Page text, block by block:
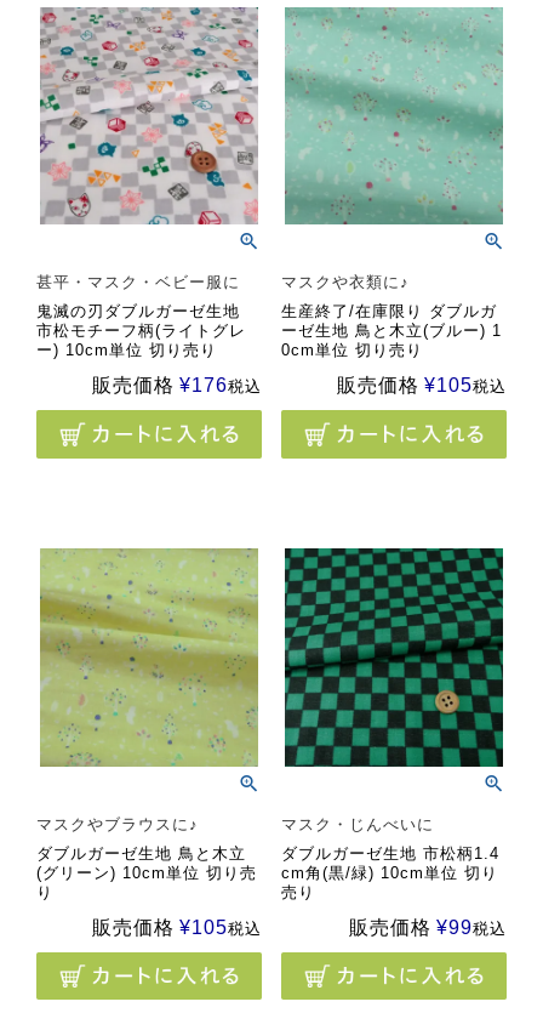
甚平・マスク・ベビー服に
鬼滅の刃ダブルガーゼ生地
市松モチーフ柄(ライトグレ
ー) 10cm単位 切り売り
販売価格 ¥176税込
マスクや衣類に♪
生産終了/在庫限り ダブルガ
ーゼ生地 鳥と木立(ブルー) 1
0cm単位 切り売り
販売価格 ¥105税込
マスクやブラウスに♪
ダブルガーゼ生地 鳥と木立
(グリーン) 10cm単位 切り売
り
販売価格 ¥105税込
マスク・じんべいに
ダブルガーゼ生地 市松柄1.4
cm角(黒/緑) 10cm単位 切り
売り
販売価格 ¥99税込